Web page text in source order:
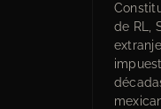
de RL,